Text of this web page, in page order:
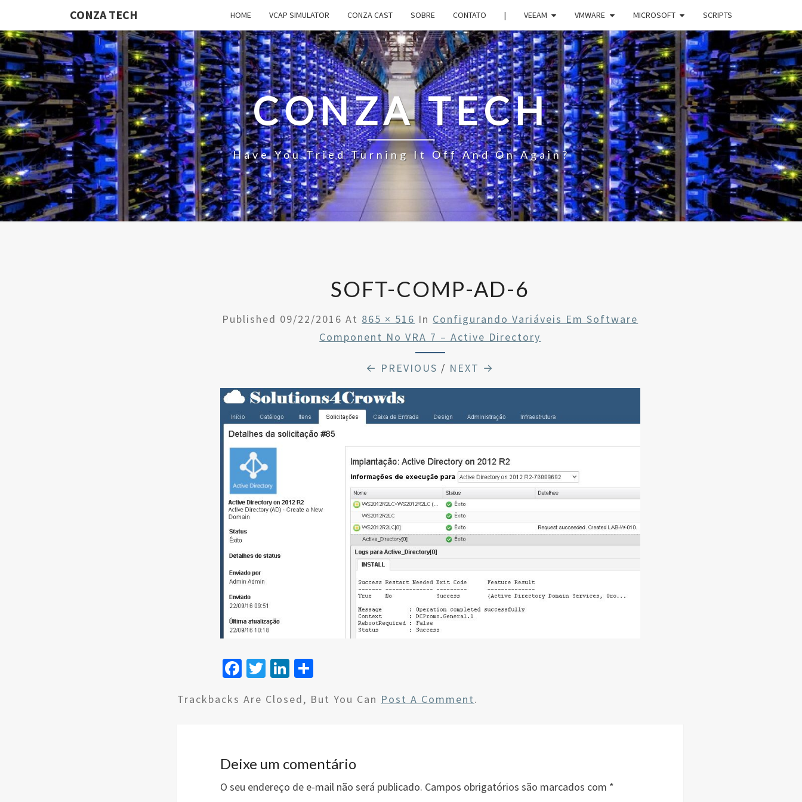
CONZA TECH HOME VCAP SIMULATOR CONZA CAST SOBRE CONTATO | VEEAM VMWARE MICROSOFT SCRIPTS
CONZA TECH
Have You Tried Turning It Off And On Again?
SOFT-COMP-AD-6
Published 09/22/2016 At 865 × 516 In Configurando Variáveis Em Software
Component No VRA 7 – Active Directory
← PREVIOUS / NEXT →
Fa
b
k
T
tt
Li
ke ar
Trackbacks Are Closed, But You Can Post A Comment.
Deixe um comentário
O seu endereço de e-mail não será publicado. Campos obrigatórios são marcados com *